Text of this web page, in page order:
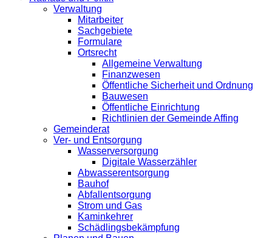
Verwaltung
Mitarbeiter
Sachgebiete
Formulare
Ortsrecht
Allgemeine Verwaltung
Finanzwesen
Öffentliche Sicherheit und Ordnung
Bauwesen
Öffentliche Einrichtung
Richtlinien der Gemeinde Affing
Gemeinderat
Ver- und Entsorgung
Wasserversorgung
Digitale Wasserzähler
Abwasserentsorgung
Bauhof
Abfallentsorgung
Strom und Gas
Kaminkehrer
Schädlingsbekämpfung